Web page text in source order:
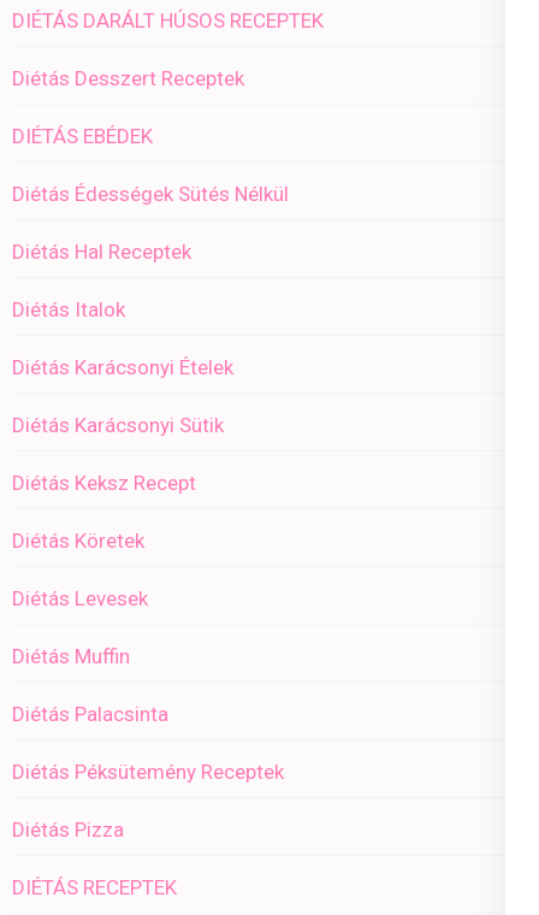
DIÉTÁS DARÁLT HÚSOS RECEPTEK
Diétás Desszert Receptek
DIÉTÁS EBÉDEK
Diétás Édességek Sütés Nélkül
Diétás Hal Receptek
Diétás Italok
Diétás Karácsonyi Ételek
Diétás Karácsonyi Sütik
Diétás Keksz Recept
Diétás Köretek
Diétás Levesek
Diétás Muffin
Diétás Palacsinta
Diétás Péksütemény Receptek
Diétás Pizza
DIÉTÁS RECEPTEK